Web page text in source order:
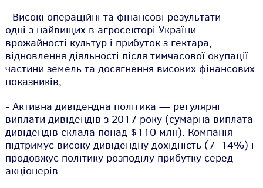
- Високі операційні та фінансові результати —
одні з найвищих в агросекторі України
врожайності культур і прибуток з гектара,
відновлення діяльності після тимчасової окупації
частини земель та досягнення високих фінансових
показників;
- Активна дивідендна політика — регулярні
виплати дивідендів з 2017 року (сумарна виплата
дивідендів склала понад $110 млн). Компанія
підтримує високу дивідендну дохідність (7–14%) і
продовжує політику розподілу прибутку серед
акціонерів.